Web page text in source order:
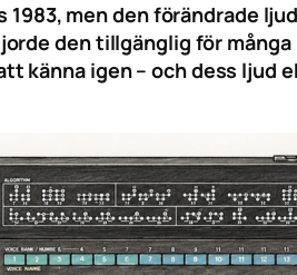
men den förändrade
den tillgänglig för
känna igen – och dess ljud